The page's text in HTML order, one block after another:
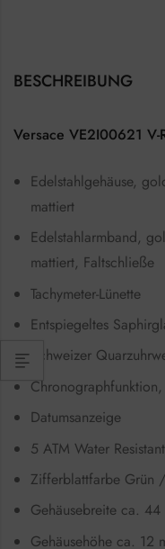
BESCHREIBUNG
Versace VE2I00621
Edelstahlgehäuse,
mattiert
Edelstahlarmband,
mattiert, Faltschließe
Tachymeter-Lünette
Entspiegeltes
Schweizer
Datumsanzeige
5 ATM Water Resistant
Zifferblattfarbe Grün
Gehäusebreite ca. 44
Gehäusehöhe ca. 12